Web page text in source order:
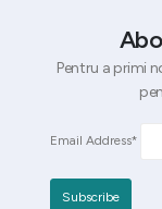
Pentru a primi
Email Address*